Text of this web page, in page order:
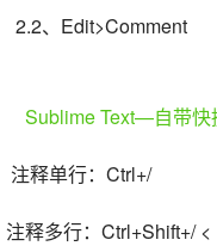
  2.2、Edit>Comment
注释单行：Ctrl+/
注释多行：